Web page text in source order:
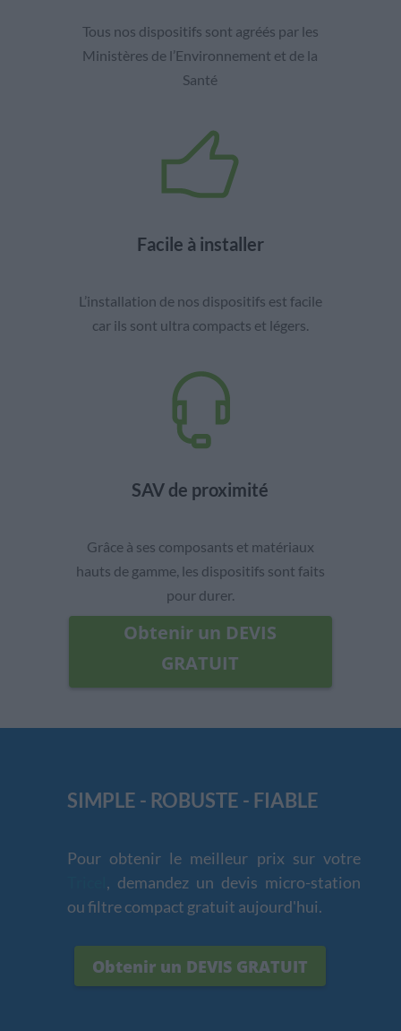
Tous nos dispositifs sont agréés par les
Ministères de l’Environnement et de la
Santé
Facile à installer
L’installation de nos dispositifs est facile
car ils sont ultra compacts et légers.
SAV de proximité
Grâce à ses composants et matériaux
hauts de gamme, les dispositifs sont faits
pour durer.
Obtenir un DEVIS
GRATUIT
SIMPLE - ROBUSTE - FIABLE
Pour obtenir le meilleur prix sur votre
, demandez un devis micro-station
ou filtre compact gratuit aujourd'hui.
Obtenir un DEVIS GRATUIT